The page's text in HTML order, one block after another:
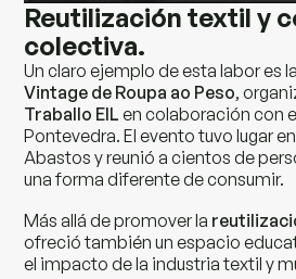
Reutilización textil y
colectiva.
Un claro ejemplo de esta labor es
Vintage de Roupa ao Peso,
Traballo EIL en colaboración con
Pontevedra. El evento tuvo lugar
Abastos y reunió a cientos de
una forma diferente de consumir.
Más allá de promover la
ofreció también un espacio
el impacto de la industria textil y